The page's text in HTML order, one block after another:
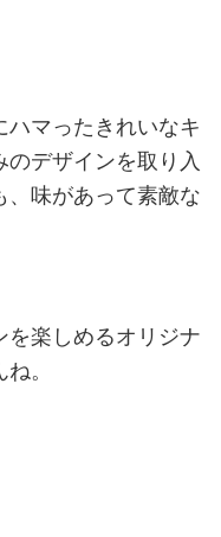
ハマったきれいなキ
デザインを取り入
、味があって素敵な
を楽しめるオリジナ
。